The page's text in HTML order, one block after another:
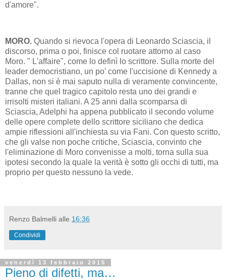
d'amore".
MORO. Quando si rievoca l'opera di Leonardo Sciascia, il
discorso, prima o poi, finisce col ruotare attorno al caso
Moro. " L'affaire", come lo definì lo scrittore. Sulla morte del
leader democristiano, un po' come l'uccisione di Kennedy a
Dallas, non si è mai saputo nulla di veramente convincente,
tranne che quel tragico capitolo resta uno dei grandi e
irrisolti misteri italiani. A 25 anni dalla scomparsa di
Sciascia, Adelphi ha appena pubblicato il secondo volume
delle opere complete dello scrittore siciliano che dedica
ampie riflessioni all'inchiesta su via Fani. Con questo scritto,
che gli valse non poche critiche, Sciascia, convinto che
l'eliminazione di Moro convenisse a molti, torna sulla sua
ipotesi secondo la quale la verità è sotto gli occhi di tutti, ma
proprio per questo nessuno la vede.
Renzo Balmelli alle 16:36
Condividi
venerdì 13 febbraio 2015
Pieno di difetti, ma…